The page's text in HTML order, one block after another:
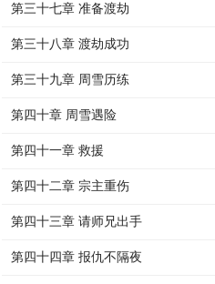
第三十七章 准备渡劫
第三十八章 渡劫成功
第三十九章 周雪历练
第四十章 周雪遇险
第四十一章 救援
第四十二章 宗主重伤
第四十三章 请师兄出手
第四十四章 报仇不隔夜